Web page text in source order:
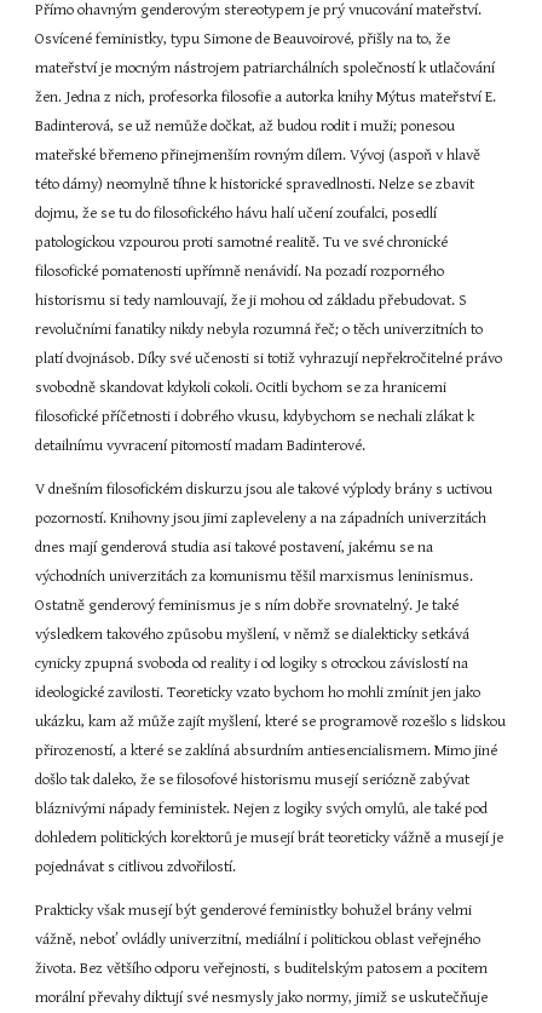
Přímo ohavným genderovým stereotypem je prý vnucování mateřství.
Osvícené feministky, typu Simone de Beauvoirové, přišly na to, že
mateřství je mocným nástrojem patriarchálních společností k utlačování
žen. Jedna z nich, profesorka filosofie a autorka knihy Mýtus mateřství E.
Badinterová, se už nemůže dočkat, až budou rodit i muži; ponesou
mateřské břemeno přinejmenším rovným dílem. Vývoj (aspoň v hlavě
této dámy) neomylně tíhne k historické spravedlnosti. Nelze se zbavit
dojmu, že se tu do filosofického hávu halí učení zoufalci, posedlí
patologickou vzpourou proti samotné realitě. Tu ve své chronické
filosofické pomatenosti upřímně nenávidí. Na pozadí rozporného
historismu si tedy namlouvají, že ji mohou od základu přebudovat. S
revolučními fanatiky nikdy nebyla rozumná řeč; o těch univerzitních to
platí dvojnásob. Díky své učenosti si totiž vyhrazují nepřekročitelné právo
svobodně skandovat kdykoli cokoli. Ocitli bychom se za hranicemi
filosofické příčetnosti i dobrého vkusu, kdybychom se nechali zlákat k
detailnímu vyvracení pitomostí madam Badinterové.
V dnešním filosofickém diskurzu jsou ale takové výplody brány s uctivou
pozorností. Knihovny jsou jimi zapleveleny a na západních univerzitách
dnes mají genderová studia asi takové postavení, jakému se na
východních univerzitách za komunismu těšil marxismus leninismus.
Ostatně genderový feminismus je s ním dobře srovnatelný. Je také
výsledkem takového způsobu myšlení, v němž se dialekticky setkává
cynicky zpupná svoboda od reality i od logiky s otrockou závislostí na
ideologické zavilosti. Teoreticky vzato bychom ho mohli zmínit jen jako
ukázku, kam až může zajít myšlení, které se programově rozešlo s lidskou
přirozeností, a které se zaklíná absurdním antiesencialismem. Mimo jiné
došlo tak daleko, že se filosofové historismu musejí seriózně zabývat
bláznivými nápady feministek. Nejen z logiky svých omylů, ale také pod
dohledem politických korektorů je musejí brát teoreticky vážně a musejí je
pojednávat s citlivou zdvořilostí.
Prakticky však musejí být genderové feministky bohužel brány velmi
vážně, neboť ovládly univerzitní, mediální i politickou oblast veřejného
života. Bez většího odporu veřejnosti, s buditelským patosem a pocitem
morální převahy diktují své nesmysly jako normy, jimiž se uskutečňuje